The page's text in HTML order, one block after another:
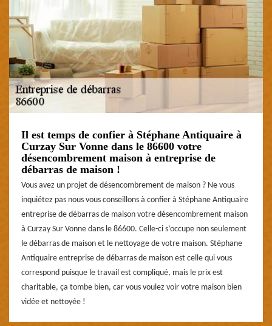
Il est temps de confier à Stéphane Antiquaire à
Curzay Sur Vonne dans le 86600 votre
désencombrement maison à entreprise de
débarras de maison !
Vous avez un projet de désencombrement de maison ? Ne vous
inquiétez pas nous vous conseillons à confier à Stéphane Antiquaire
entreprise de débarras de maison votre désencombrement maison
à Curzay Sur Vonne dans le 86600. Celle-ci s’occupe non seulement
le débarras de maison et le nettoyage de votre maison. Stéphane
Antiquaire entreprise de débarras de maison est celle qui vous
correspond puisque le travail est compliqué, mais le prix est
charitable, ça tombe bien, car vous voulez voir votre maison bien
vidée et nettoyée !